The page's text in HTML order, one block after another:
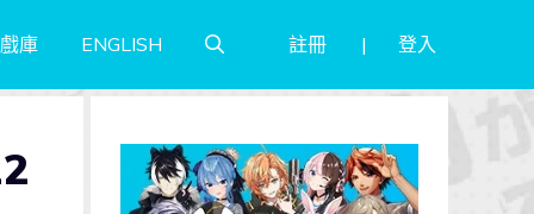
庫 ENGLISH 註冊 登入